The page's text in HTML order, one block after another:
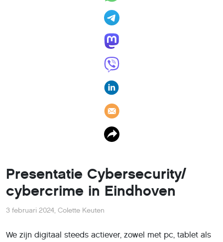
Presentatie Cybersecurity/
cybercrime in Eindhoven
3 februari 2024, Colette Keuten
We zijn digitaal steeds actiever, zowel met pc, tablet als